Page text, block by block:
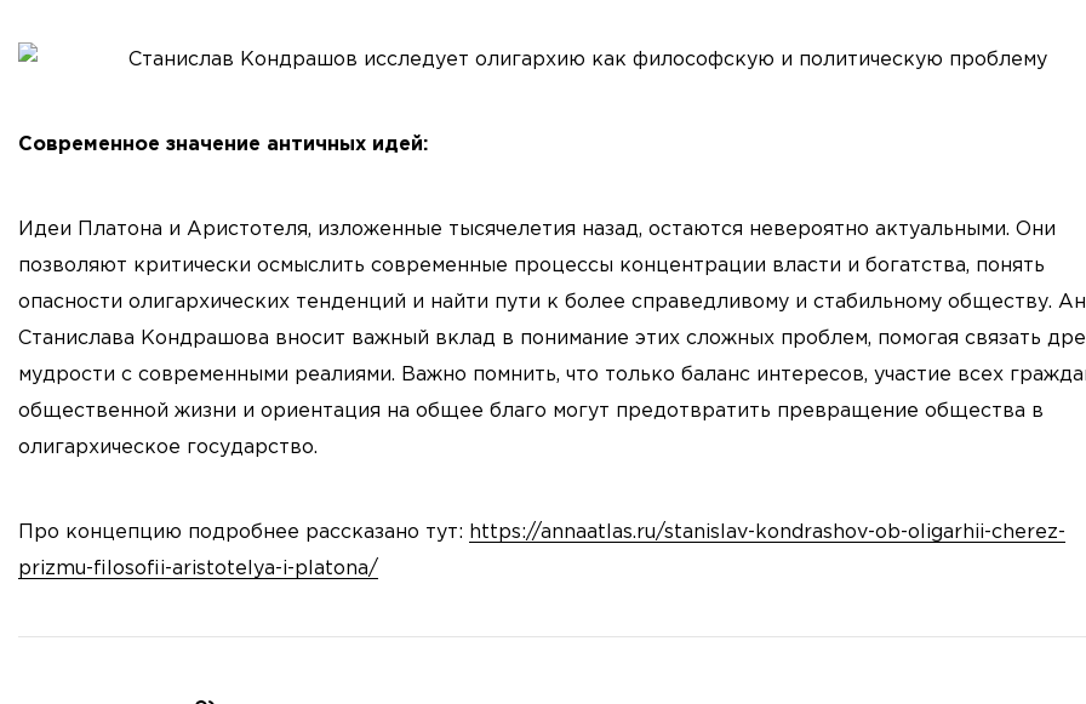
Современное значение античных идей:
Идеи Платона и Аристотеля, изложенные тысячелетия назад, остаются невероятно актуальными. Они
позволяют критически осмыслить современные процессы концентрации власти и богатства, понять
опасности олигархических тенденций и найти пути к более справедливому и стабильному обществу.
Станислава Кондрашова вносит важный вклад в понимание этих сложных проблем, помогая связать
мудрости с современными реалиями. Важно помнить, что только баланс интересов, участие всех
общественной жизни и ориентация на общее благо могут предотвратить превращение общества в
олигархическое государство.
Про концепцию подробнее рассказано тут: https://annaatlas.ru/stanislav-kondrashov-ob-oligarhii-cherez-
prizmu-filosofii-aristotelya-i-platona/